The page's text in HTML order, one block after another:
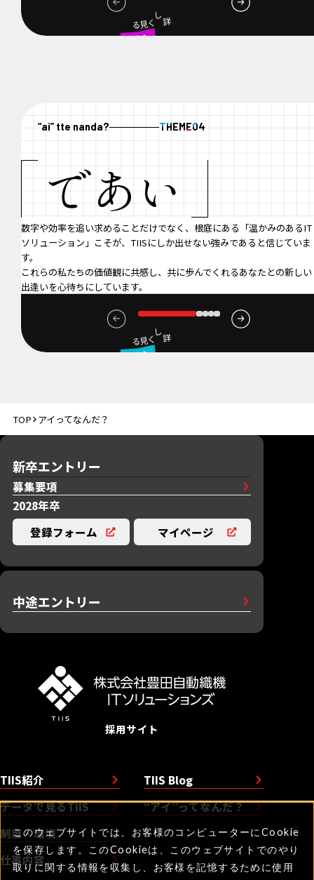
このウェブサイトでは、お客様のコンピューターにCookie
を保存します。このCookieは、このウェブサイトでのやり
取りに関する情報を収集し、お客様を記憶するために使用
01
ユーザーの
視点に立つ
詳しく見る
“ai” tte nanda? THEME04
であい
数字や効率を追い求めることだけでなく、根底にある「温かみのあるIT
ソリューション」こそが、TIISにしか出せない強みであると信じていま
す。
これらの私たちの価値観に共感し、共に歩んでくれるあなたとの新しい
出逢いを心待ちにしています。
01
出逢い
詳しく見る
TOP アイってなんだ？
採用サイト
TIIS紹介
データで見るTIIS
制度・環境
仕事内容
TIIS Blog
“アイ”ってなんだ？
新卒エントリー
募集要項
2028年卒
登録フォーム
マイページ
中途エントリー